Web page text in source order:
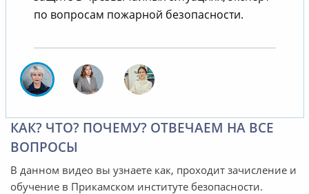
по вопросам пожарной безопасности.
КАК? ЧТО? ПОЧЕМУ? ОТВЕЧАЕМ НА ВСЕ
ВОПРОСЫ
В данном видео вы узнаете как, проходит зачисление и
обучение в Прикамском институте безопасности.